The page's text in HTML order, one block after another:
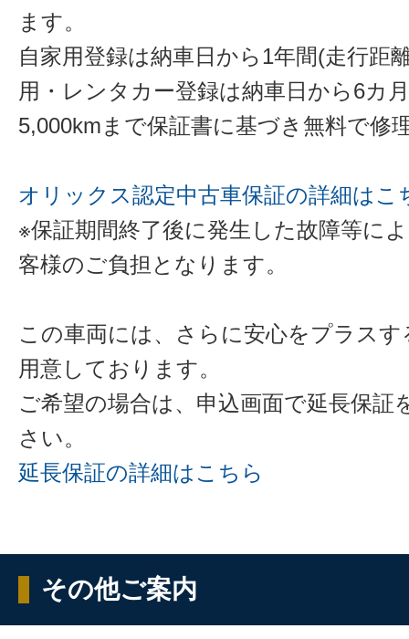
ます。
自家用登録は納車日から1年間(走行距
用・レンタカー登録は納車日から6カ
5,000kmまで保証書に基づき無料で修
オリックス認定中古車保証の詳細はこ
※保証期間終了後に発生した故障等に
客様のご負担となります。
この車両には、さらに安心をプラス
用意しております。
ご希望の場合は、申込画面で延長保証
さい。
延長保証の詳細はこちら
その他ご案内